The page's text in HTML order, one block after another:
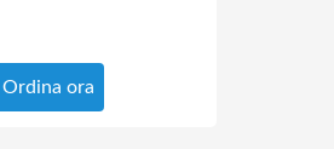
Ordina ora